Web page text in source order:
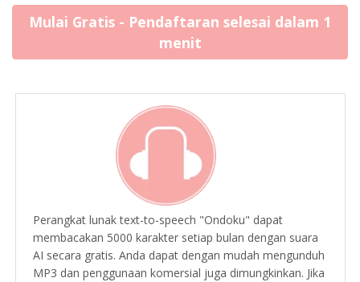
Mulai Gratis - Pendaftaran selesai dalam 1
menit
Perangkat lunak text-to-speech "Ondoku" dapat
membacakan 5000 karakter setiap bulan dengan suara
AI secara gratis. Anda dapat dengan mudah mengunduh
MP3 dan penggunaan komersial juga dimungkinkan. Jika